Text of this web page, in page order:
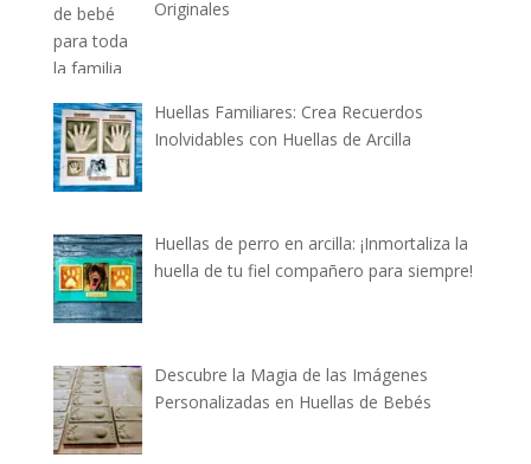
Originales
Huellas Familiares: Crea Recuerdos
Inolvidables con Huellas de Arcilla
Huellas de perro en arcilla: ¡Inmortaliza la
huella de tu fiel compañero para siempre!
Descubre la Magia de las Imágenes
Personalizadas en Huellas de Bebés